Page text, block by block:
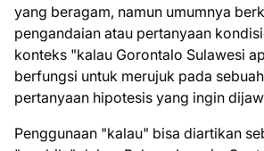
yang beragam, namun umumnya
pengandaian atau pertanyaan
konteks "kalau Gorontalo Sulawesi
berfungsi untuk merujuk pada
pertanyaan hipotesis yang ingin
Penggunaan "kalau" bisa diartikan